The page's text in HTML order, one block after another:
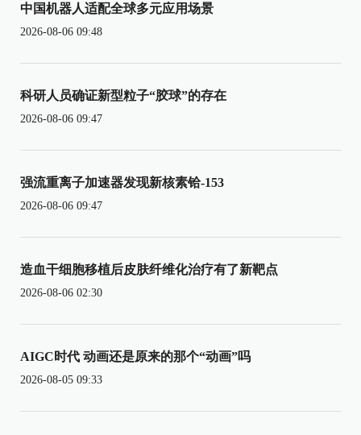
中国机器人适配全球多元应用场景
2026-08-06 09:48
科研人员确证新型粒子“胶球”的存在
2026-08-06 09:47
强流重离子加速器发现新核素铪-153
2026-08-06 09:47
造血干细胞移植后皮肤纤维化治疗有了新靶点
2026-08-06 02:30
AIGC时代 动画还是原来的那个“动画”吗
2026-08-05 09:33